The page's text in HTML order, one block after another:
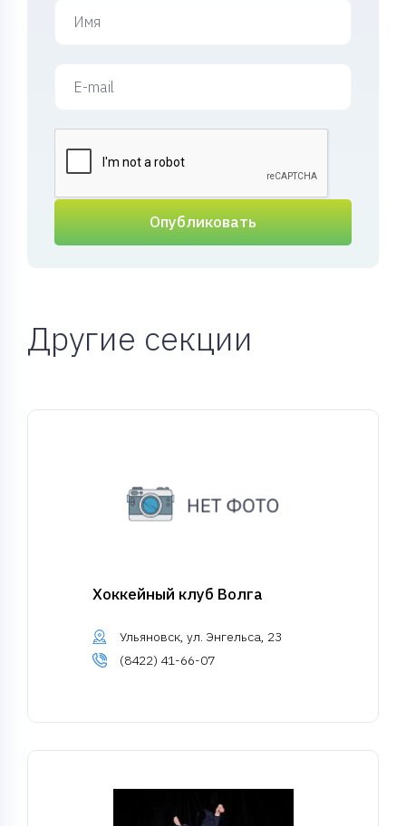
Опубликовать
Другие секции
Хоккейный клуб Волга
Ульяновск, ул. Энгельса, 23
(8422) 41-66-07